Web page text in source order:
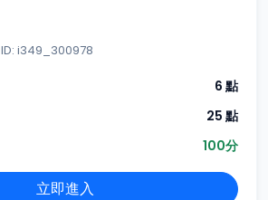
ID: i349_300978
6 點
25 點
100分
立即進入